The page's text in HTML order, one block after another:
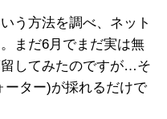
う方法を調べ、ネット
まだ6月でまだ実は無
してみたのですが…そ
ター)が採れるだけで